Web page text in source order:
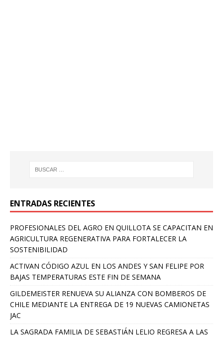
ENTRADAS RECIENTES
PROFESIONALES DEL AGRO EN QUILLOTA SE CAPACITAN EN
AGRICULTURA REGENERATIVA PARA FORTALECER LA
SOSTENIBILIDAD
ACTIVAN CÓDIGO AZUL EN LOS ANDES Y SAN FELIPE POR
BAJAS TEMPERATURAS ESTE FIN DE SEMANA
GILDEMEISTER RENUEVA SU ALIANZA CON BOMBEROS DE
CHILE MEDIANTE LA ENTREGA DE 19 NUEVAS CAMIONETAS
JAC
LA SAGRADA FAMILIA DE SEBASTIÁN LELIO REGRESA A LAS